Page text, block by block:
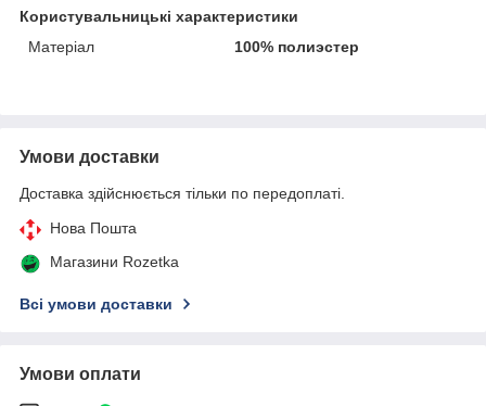
Користувальницькі характеристики
Матеріал
100% полиэстер
Умови доставки
Доставка здійснюється тільки по передоплаті.
Нова Пошта
Магазини Rozetka
Всі умови доставки
Умови оплати